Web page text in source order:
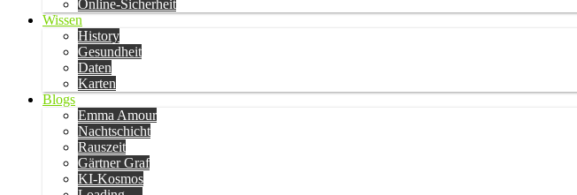
Online-Sicherheit
Wissen
History
Gesundheit
Daten
Karten
Blogs
Emma Amour
Nachtschicht
Rauszeit
Gärtner Graf
KI-Kosmos